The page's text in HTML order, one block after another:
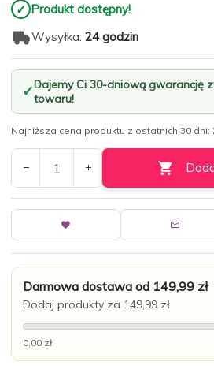
✓ Produkt dostępny!
Wysyłka: 24 godzin
Dajemy Ci 30-dniową gwarancję
towaru!
Najniższa cena produktu z ostatnich 30 dni:
Darmowa dostawa od 149,99 zł
Dodaj produkty za 149,99 zł
0,00 zł